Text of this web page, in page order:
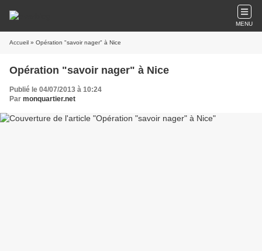
MENU
Accueil » Opération "savoir nager" à Nice
Opération "savoir nager" à Nice
Publié le 04/07/2013 à 10:24
Par monquartier.net